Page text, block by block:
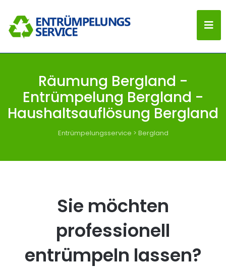
Räumung Bergland -
Entrümpelung Bergland -
Haushaltsauflösung Bergland
Entrümpelungsservice > Bergland
Sie möchten
professionell
entrümpeln lassen?